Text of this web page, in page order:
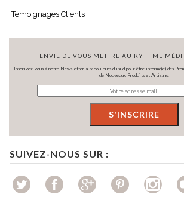
Témoignages Clients
ENVIE DE VOUS METTRE AU RYTHME
Inscrivez-vous à notre Newsletter aux couleurs du sud pour être informé(e) des
de Nouveaux Produits et Artisans.
SUIVEZ-NOUS SUR :